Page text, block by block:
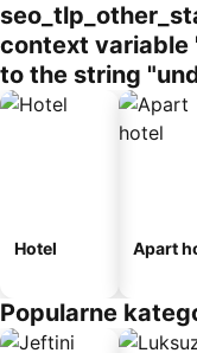
context variable
to the string
Hotel Apart
Popularne